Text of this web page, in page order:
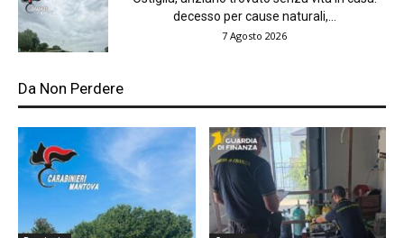
decesso per cause naturali,...
7 Agosto 2026
Da Non Perdere